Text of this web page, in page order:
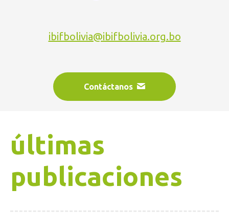
ibifbolivia@ibifbolivia.org.bo
Contáctanos
últimas
publicaciones